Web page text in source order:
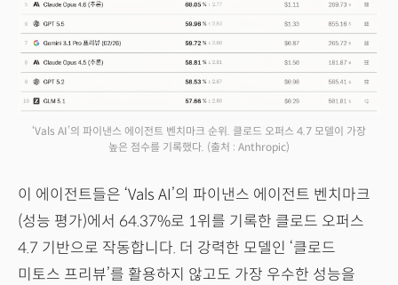
‘Vals AI’의 파이낸스 에이전트 벤치마크 순위. 클로드 오퍼스 4.7 모델이 가장
높은 점수를 기록했다. (출처 : Anthropic)
이 에이전트들은 ‘Vals AI’의 파이낸스 에이전트 벤치마크
(성능 평가)에서 64.37%로 1위를 기록한 클로드 오퍼스
4.7 기반으로 작동합니다. 더 강력한 모델인 ‘클로드
미토스 프리뷰’를 활용하지 않고도 가장 우수한 성능을